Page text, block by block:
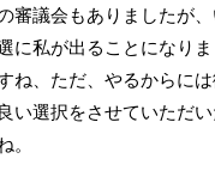
審議会もありましたが
に私が出ることになり
ね、ただ、やるからに
選択をさせていただ